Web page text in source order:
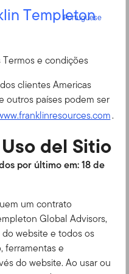
com o seu
entre em contato
Atendimento ao
Offshore
0,88%
IE00BD4GV454
BD4GV45
G5S472573
Templeton
Portuguese
Termos e condições
clientes Americas
outros países podem ser
.
del Sitio
por último em: 18 de
um contrato
Global Advisors,
website e todos os
ferramentas e
do website. Ao usar ou